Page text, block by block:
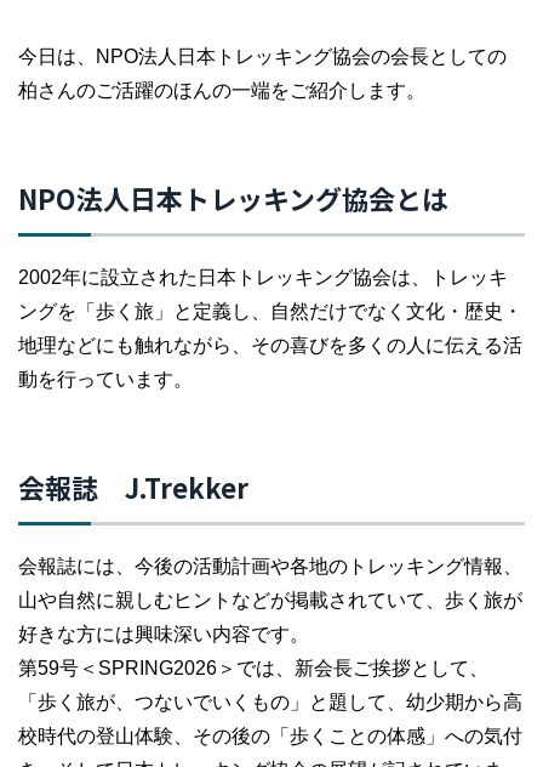
今日は、NPO法人日本トレッキング協会の会長としての
柏さんのご活躍のほんの一端をご紹介します。
NPO法人日本トレッキング協会とは
2002年に設立された日本トレッキング協会は、トレッキ
ングを「歩く旅」と定義し、自然だけでなく文化・歴史・
地理などにも触れながら、その喜びを多くの人に伝える活
動を行っています。
会報誌 J.Trekker
会報誌には、今後の活動計画や各地のトレッキング情報、
山や自然に親しむヒントなどが掲載されていて、歩く旅が
好きな方には興味深い内容です。
第59号＜SPRING2026＞では、新会長ご挨拶として、
「歩く旅が、つないでいくもの」と題して、幼少期から高
校時代の登山体験、その後の「歩くことの体感」への気付